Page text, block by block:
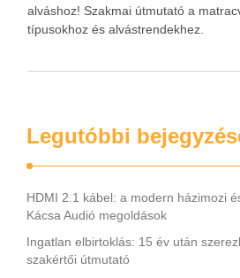
alváshoz! Szakmai útmutató a
típusokhoz és alvástrendekhez.
Legutóbbi
HDMI 2.1 kábel: a modern házimozi
Kácsa Audió megoldások
Ingatlan elbirtoklás: 15 év után
szakértői útmutató